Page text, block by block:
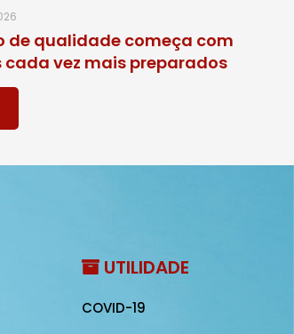
de qualidade começa com
cada vez mais preparados
UTILIDADE
COVID-19